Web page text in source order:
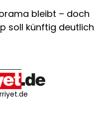
bleibt – doch
soll künftig deutlich